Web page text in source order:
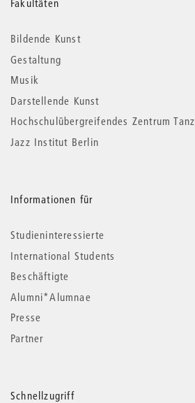
Weitere
Informationen
Fakultäten
Bildende Kunst
Gestaltung
Musik
Darstellende Kunst
Hochschulübergreifendes Zentrum Tanz
Jazz Institut Berlin
Informationen für
Studieninteressierte
International Students
Beschäftigte
Alumni*Alumnae
Presse
Partner
Schnellzugriff